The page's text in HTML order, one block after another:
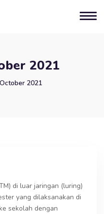
2021
October 2021
di luar jaringan (luring)
yang dilaksanakan di
sekolah dengan